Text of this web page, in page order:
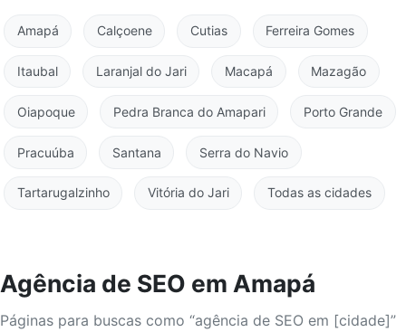
Amapá Calçoene Cutias Ferreira Gomes
Itaubal Laranjal do Jari Macapá Mazagão
Oiapoque Pedra Branca do Amapari Porto Grande
Pracuúba Santana Serra do Navio
Tartarugalzinho Vitória do Jari Todas as cidades
Agência de SEO em Amapá
Páginas para buscas como “agência de SEO em [cidade]”